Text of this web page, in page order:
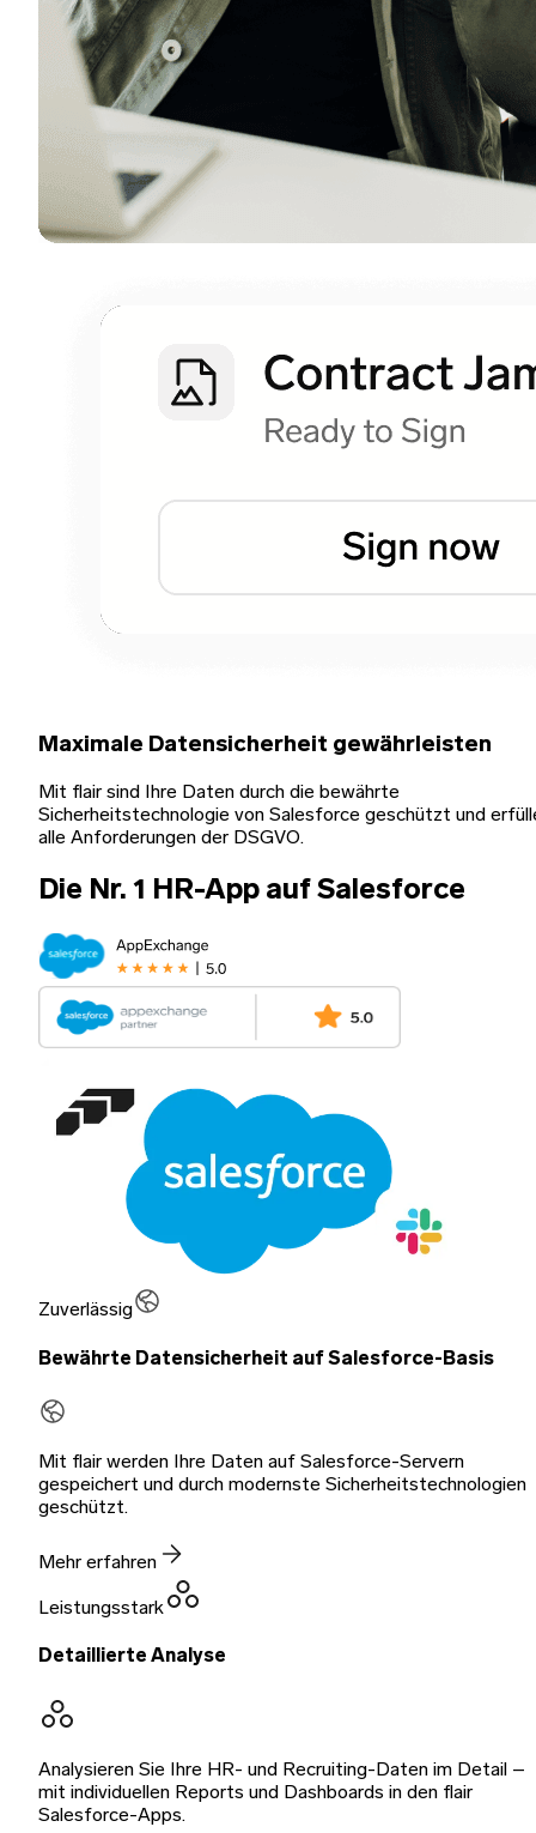
Maximale Datensicherheit gewährleisten
Mit flair sind Ihre Daten durch die bewährte
Sicherheitstechnologie von Salesforce geschützt und
alle Anforderungen der DSGVO.
Die Nr. 1 HR-App auf Salesforce
Zuverlässig
Bewährte Datensicherheit auf Salesforce-Basis
Mit flair werden Ihre Daten auf Salesforce-Servern
gespeichert und durch modernste Sicherheitstechnologien
geschützt.
Mehr erfahren
Leistungsstark
Detaillierte Analyse
Analysieren Sie Ihre HR- und Recruiting-Daten im Detail –
mit individuellen Reports und Dashboards in den flair
Salesforce-Apps.